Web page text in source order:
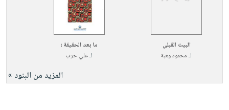
البيت القبلي
لـمحمود وهبة
ما بعد الحقيقة ؛
لـعلي حرب
المزيد من البنود »